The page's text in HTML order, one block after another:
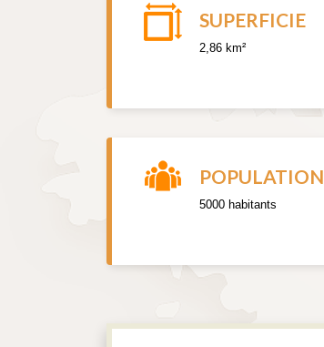
SUPERFICIE
2,86 km²
POPULATION
5000 habitants